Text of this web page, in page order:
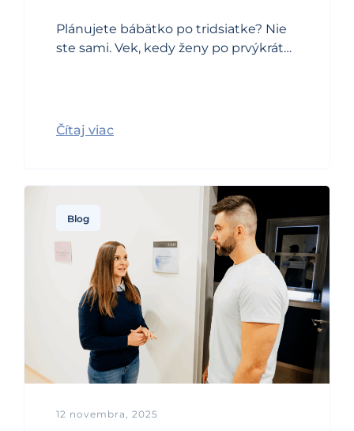
Plánujete bábätko po tridsiatke? Nie
ste sami. Vek, kedy ženy po prvýkrát…
Čítaj viac
Blog
12 novembra, 2025